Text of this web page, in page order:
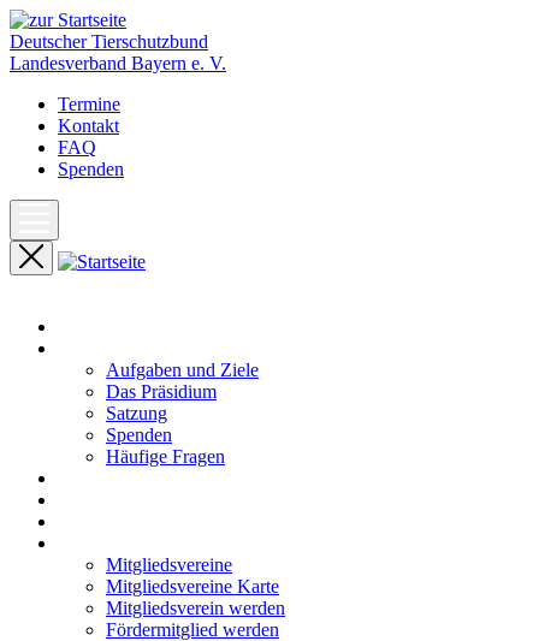
Deutscher Tierschutzbund
Landesverband Bayern e. V.
Termine
Kontakt
FAQ
Spenden
Aufgaben und Ziele
Das Präsidium
Satzung
Spenden
Häufige Fragen
Mitgliedsvereine
Mitgliedsvereine Karte
Mitgliedsverein werden
Fördermitglied werden